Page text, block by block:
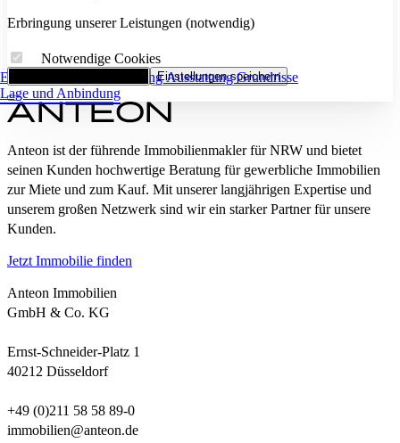
Eckdaten FlächenaufstellungAusstattungGrundrisse
Lage und Anbindung
Erbringung unserer Leistungen (notwendig)
Notwendige Cookies
Einstellungen speichern
Anteon ist der führende Immobilienmakler für NRW und bietet
seinen Kunden hochwertige Beratung für gewerbliche Immobilien
zur Miete und zum Kauf. Mit unserer langjährigen Expertise und
unserem großen Netzwerk sind wir ein starker Partner für unsere
Kunden.
Jetzt Immobilie finden
Anteon Immobilien
GmbH & Co. KG
Ernst-Schneider-Platz 1
40212 Düsseldorf
+49 (0)211 58 58 89-0
immobilien@anteon.de